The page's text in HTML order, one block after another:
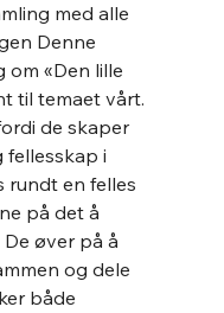
med alle
Denne
om «Den lille
til temaet vårt.
de skaper
fellesskap i
rundt en felles
på det å
øver på å
og dele
både